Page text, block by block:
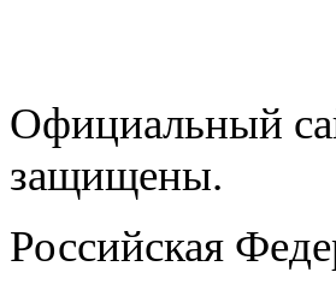
Официальный
защищены.
Российская